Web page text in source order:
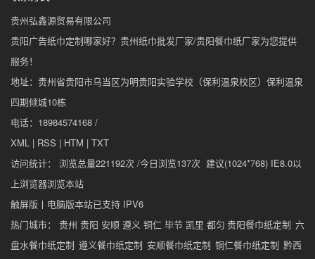
贵州弘鑫源贸易有限公司
贵阳广告纸巾定制哪家好？贵州纸巾批发厂家/贵阳餐巾纸厂家为您提供
服务！
地址：贵州省贵阳市乌当区为明贵阳实验学校（保利温泉校区）保利温泉
四期倾城10栋
电话：18984574168 /
XML | RSS | HTM | TXT
访问统计： 浏览总量221192次 /今日浏览137次 建议(1024*768) IE8.0以
上浏览器浏览本站
触屏版 丨 电脑版本站已支持 IPV6
热门城市： 贵州 贵阳 安顺 遵义 铜仁 毕节 凯里 都匀 贵阳餐巾纸定制 六
盘水餐巾纸定制 遵义餐巾纸定制 安顺餐巾纸定制 铜仁餐巾纸定制 黔西